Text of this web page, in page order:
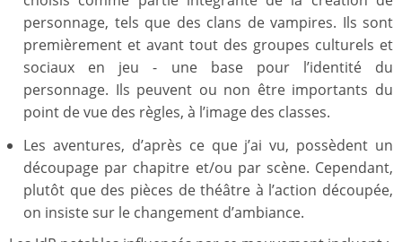
personnage, tels que des clans de vampires. Ils sont
premièrement et avant tout des groupes culturels et
sociaux en jeu - une base pour l’identité du
personnage. Ils peuvent ou non être importants du
point de vue des règles, à l’image des classes.
Les aventures, d’après ce que j’ai vu, possèdent un
découpage par chapitre et/ou par scène. Cependant,
plutôt que des pièces de théâtre à l’action découpée,
on insiste sur le changement d’ambiance.